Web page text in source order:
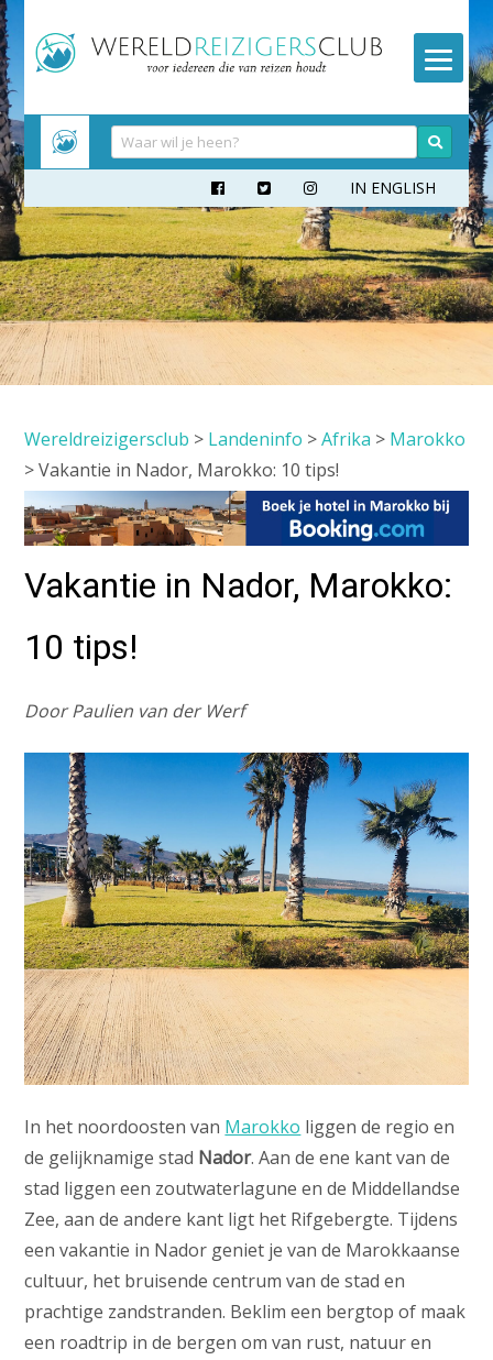
Meteen
naar
inhoud
   IN ENGLISH
Wereldreizigersclub > Landeninfo >Afrika > Marokko
>Vakantie in Nador, Marokko: 10 tips!
Vakantie in Nador, Marokko:
10 tips!
Door Paulien van der Werf
In het noordoosten van Marokko liggen de regio en
de gelijknamige stad Nador. Aan de ene kant van de
stad liggen een zoutwaterlagune en de Middellandse
Zee, aan de andere kant ligt het Rifgebergte. Tijdens
een vakantie in Nador geniet je van de Marokkaanse
cultuur, het bruisende centrum van de stad en
prachtige zandstranden. Beklim een bergtop of maak
een roadtrip in de bergen om van rust, natuur en